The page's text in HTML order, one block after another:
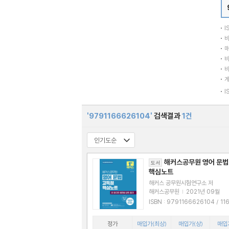
'9791166626104' 검색결과1건
도서
해커스공무원 영어 문
핵심노트
해커스 공무원시험연구소 저
해커스공무원 | 2021년 09월
ISBN : 9791166626104 / 11666261
정가
매입가(최상) 매입가(상) 매